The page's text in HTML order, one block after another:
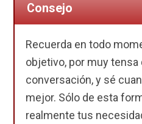
Consejo
Recuerda en todo
objetivo, por muy tensa
conversación, y sé
mejor. Sólo de esta
realmente tus